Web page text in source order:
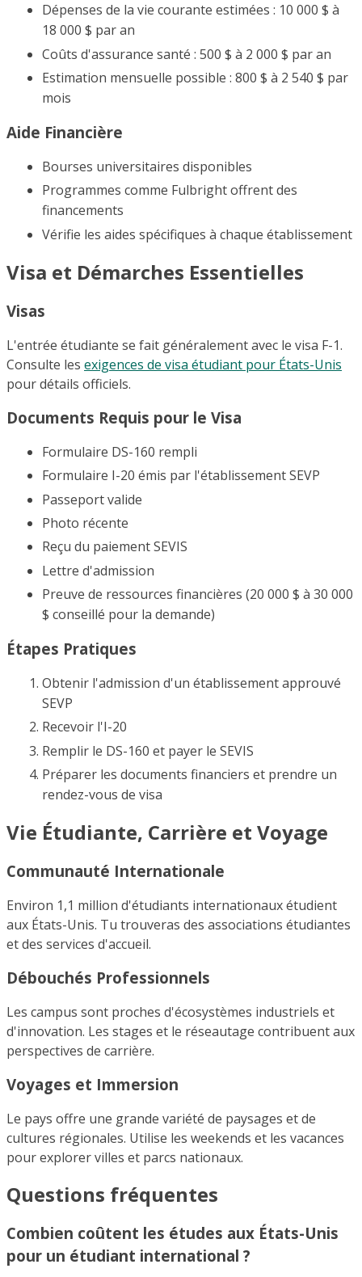
Dépenses de la vie courante estimées : 10 000 $ à
18 000 $ par an
Coûts d'assurance santé : 500 $ à 2 000 $ par an
Estimation mensuelle possible : 800 $ à 2 540 $ par
mois
Aide Financière
Bourses universitaires disponibles
Programmes comme Fulbright offrent des
financements
Vérifie les aides spécifiques à chaque établissement
Visa et Démarches Essentielles
Visas
L'entrée étudiante se fait généralement avec le visa F-1.
Consulte les exigences de visa étudiant pour États-Unis
pour détails officiels.
Documents Requis pour le Visa
Formulaire DS-160 rempli
Formulaire I-20 émis par l'établissement SEVP
Passeport valide
Photo récente
Reçu du paiement SEVIS
Lettre d'admission
Preuve de ressources financières (20 000 $ à 30 000
$ conseillé pour la demande)
Étapes Pratiques
Obtenir l'admission d'un établissement approuvé
SEVP
Recevoir l'I-20
Remplir le DS-160 et payer le SEVIS
Préparer les documents financiers et prendre un
rendez-vous de visa
Vie Étudiante, Carrière et Voyage
Communauté Internationale
Environ 1,1 million d'étudiants internationaux étudient
aux États-Unis. Tu trouveras des associations étudiantes
et des services d'accueil.
Débouchés Professionnels
Les campus sont proches d'écosystèmes industriels et
d'innovation. Les stages et le réseautage contribuent aux
perspectives de carrière.
Voyages et Immersion
Le pays offre une grande variété de paysages et de
cultures régionales. Utilise les weekends et les vacances
pour explorer villes et parcs nationaux.
Questions fréquentes
Combien coûtent les études aux États-Unis
pour un étudiant international ?